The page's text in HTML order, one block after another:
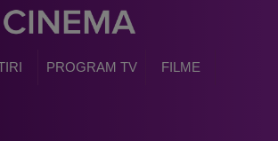
PROGRAM TV FILME